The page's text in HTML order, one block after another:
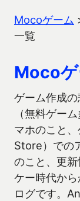
Mocoゲーム
一覧
Moco
ゲーム作成
（無料ゲー
マホのこと
Store）での
のこと、更
ケー時代か
ログです。